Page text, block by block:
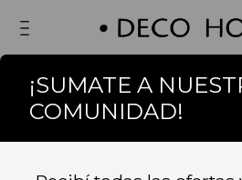
¡SUMATE A
COMUNIDAD!